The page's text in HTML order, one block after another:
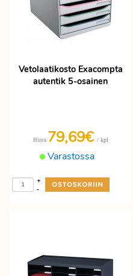
Vetolaatikosto Exacompta
autentik 5-osainen
Varastossa
Hinta 79,69€ / kpl
-
+